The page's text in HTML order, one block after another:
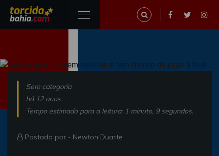
Sem categoria
há 12 anos
Tempo estimado para a leitura: 1 minuto, 9 segundos.
Postado por - Newton Duarte